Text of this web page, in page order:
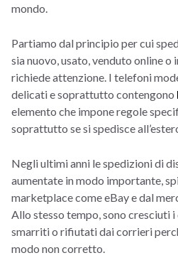
mondo.
Partiamo dal principio per cui
sia nuovo, usato, venduto online o
richiede attenzione. I telefoni
delicati e soprattutto contengono
elemento che impone regole
soprattutto se si spedisce
Negli ultimi anni le spedizioni di
aumentate in modo importante,
marketplace come eBay e dal
Allo stesso tempo, sono cresciuti
smarriti o rifiutati dai corrieri
modo non corretto.